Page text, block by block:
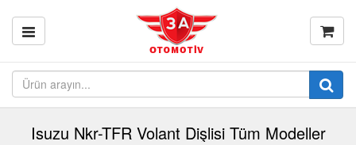
Isuzu Nkr-TFR Volant Dişlisi Tüm Modeller